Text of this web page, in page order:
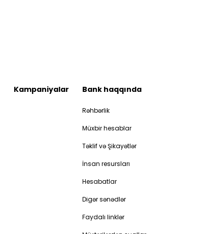
Kampaniyalar Bank haqqında
Rəhbərlik
Müxbir hesablar
Təklif və Şikayətlər
İnsan resursları
Hesabatlar
Digər sənədlər
Faydalı linklər